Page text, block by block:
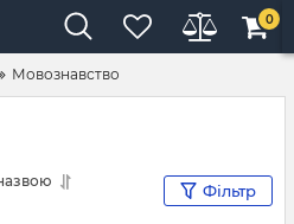
0
Мовознавство
Фільтр